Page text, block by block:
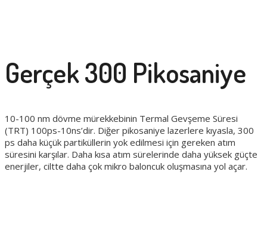
Gerçek 300 Pikosaniye
10-100 nm dövme mürekkebinin Termal Gevşeme Süresi
(TRT) 100ps-10ns’dir. Diğer pikosaniye lazerlere kıyasla, 300
ps daha küçük partiküllerin yok edilmesi için gereken atım
süresini karşılar. Daha kısa atım sürelerinde daha yüksek güçte
enerjiler, ciltte daha çok mikro baloncuk oluşmasına yol açar.